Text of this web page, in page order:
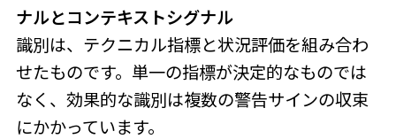
ナルとコンテキストシグナル
識別は、テクニカル指標と状況評価を組み合わ
せたものです。単一の指標が決定的なものでは
なく、効果的な識別は複数の警告サインの収束
にかかっています。